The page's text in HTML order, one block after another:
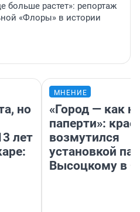
больше растет»: репортаж
«Флоры» в истории
но
лет
МНЕНИЕ
«Город — как
паперти»:
возмутился
установкой
Высоцкому в